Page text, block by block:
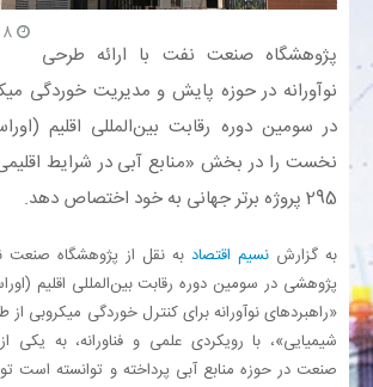
بیمه و بورس
بانک
اقتصاد
خانه
پژوهشگاه صنعت نفت با ارائه طرحی
نوآورانه در حوزه پایش و مدیریت خوردگی
در سومین دوره رقابت بین‌المللی اقلیم
نخست را در بخش «منابع آبی در شرایط
295 پروژه برتر جهانی به خود اختصاص دهد.
به گزارش نسیم اقتصاد به نقل از پژوهشگاه صنعت
پژوهشی در سومین دوره رقابت بین‌المللی اقلیم
«راهبردهای نوآورانه برای کنترل خوردگی میکروبی از
شیمیایی»، با رویکردی علمی و فناورانه، به
صنعت در حوزه منابع آبی پرداخته و توانسته است